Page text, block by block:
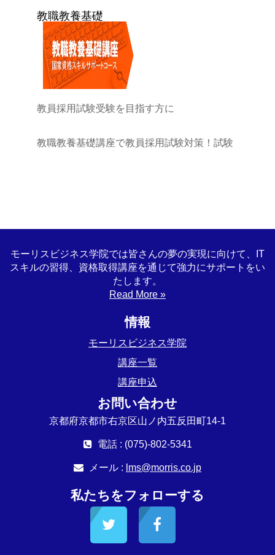
教職教養基礎
教員採用試験受験を目指す方に
教職教養基礎講座で教員採用試験対策！試験
う！
モーリスビジネス学院では皆さんの夢の実現に向けて、IT
スキルの習得、資格取得講座を通じて強力にサポートをい
たします。
Read More »
情報
モーリスビジネス学院
講座一覧
講座申込
お問い合わせ
京都府京都市右京区山ノ内五反田町14-1
電話 : (075)-802-5341
メール : lms@morris.co.jp
私たちをフォローする